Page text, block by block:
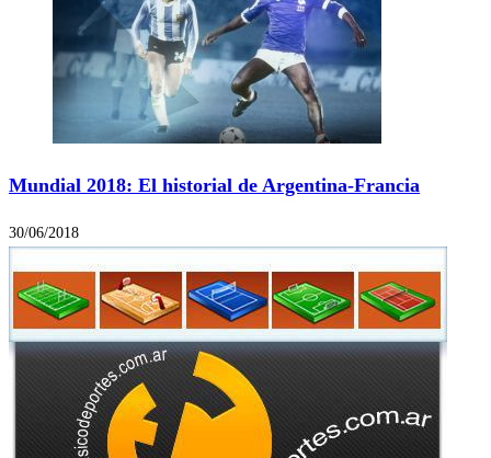
Mundial 2018: El historial de Argentina-Francia
30/06/2018